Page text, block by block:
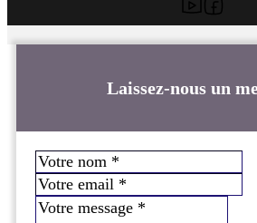
Laissez-nous un